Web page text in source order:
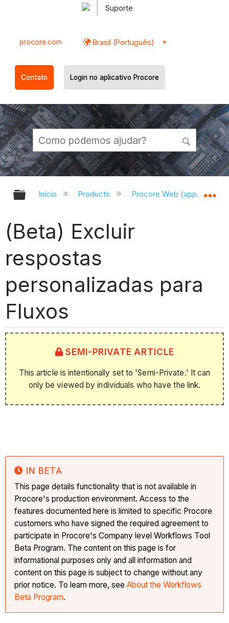
Suporte
procore.com Brasil (Português)
Contato Login no aplicativo Procore
Expandir/recolher hierarquia
Início Products Procore Web
(Beta) Excluir
respostas
personalizadas para
Fluxos
SEMI-PRIVATE ARTICLE
This article is intentionally set to 'Semi-Private.' It can
only be viewed by individuals who have the link.
IN BETA
This page details functionality that is not available in
Procore's production environment. Access to the
features documented here is limited to specific Procore
customers who have signed the required agreement to
participate in Procore's Company level Workflows Tool
Beta Program. The content on this page is for
informational purposes only and all information and
content on this page is subject to change without any
prior notice. To learn more, seeAbout the Workflows
Beta Program.